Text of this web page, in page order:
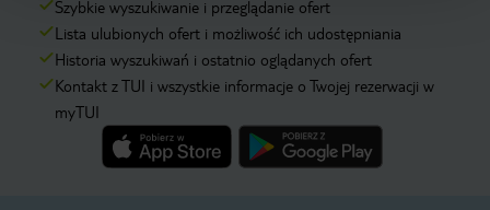
Szybkie wyszukiwanie i przeglądanie ofert
Lista ulubionych ofert i możliwość ich udostępniania
Historia wyszukiwań i ostatnio oglądanych ofert
Kontakt z TUI i wszystkie informacje o Twojej rezerwacji w
myTUI